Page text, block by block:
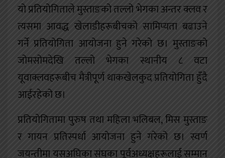
यो प्रतियोगिताले मुस्ताङको तल्लो भेगका अन्तर क्लव र
त्यसमा आवद्ध खेलाडीहरूबीचको सामिप्यता बढाउने
गर्ने प्रतियोगिता आयोजना हुने गरेको छ। मुस्ताङको
जोमसोमदेखि तल्लो भेगका स्थानीय ८ वटा
यूवाक्लवहरूबीच मैत्रीपूर्ण थाकखेलकुद प्रतियोगिता हुँदै
आईरहेको छ।
प्रतियोगितामा पुरुष तथा महिला भलिबल, मिस मुस्ताङ
र गायन प्रतिस्पर्धा आयोजना हुने गरेको छ। स्वर्ण
जयन्तीमा यसअघिका संघका पूर्वअध्यक्षहरूलाई सम्मान